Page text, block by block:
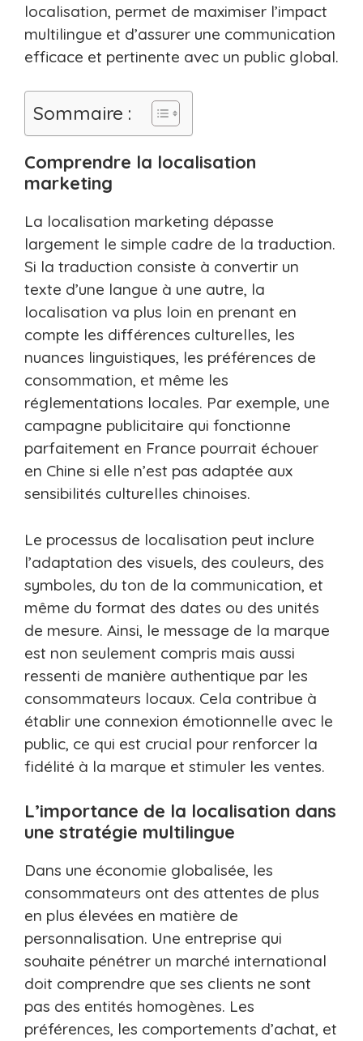
localisation, permet de maximiser l’impact
multilingue et d’assurer une communication
efficace et pertinente avec un public global.
Sommaire :
Comprendre la localisation
marketing
La localisation marketing dépasse
largement le simple cadre de la traduction.
Si la traduction consiste à convertir un
texte d’une langue à une autre, la
localisation va plus loin en prenant en
compte les différences culturelles, les
nuances linguistiques, les préférences de
consommation, et même les
réglementations locales. Par exemple, une
campagne publicitaire qui fonctionne
parfaitement en France pourrait échouer
en Chine si elle n’est pas adaptée aux
sensibilités culturelles chinoises.
Le processus de localisation peut inclure
l’adaptation des visuels, des couleurs, des
symboles, du ton de la communication, et
même du format des dates ou des unités
de mesure. Ainsi, le message de la marque
est non seulement compris mais aussi
ressenti de manière authentique par les
consommateurs locaux. Cela contribue à
établir une connexion émotionnelle avec le
public, ce qui est crucial pour renforcer la
fidélité à la marque et stimuler les ventes.
L’importance de la localisation dans
une stratégie multilingue
Dans une économie globalisée, les
consommateurs ont des attentes de plus
en plus élevées en matière de
personnalisation. Une entreprise qui
souhaite pénétrer un marché international
doit comprendre que ses clients ne sont
pas des entités homogènes. Les
préférences, les comportements d’achat, et